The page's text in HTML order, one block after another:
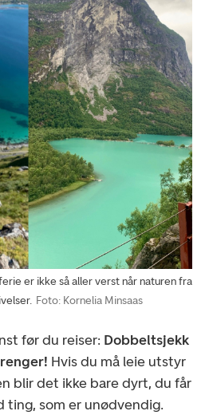
er ikke så aller verst når naturen fra
Foto: Kornelia Minsaas
før du reiser: Dobbeltsjekk
Hvis du må leie utstyr
blir det ikke bare dyrt, du får
som er unødvendig.